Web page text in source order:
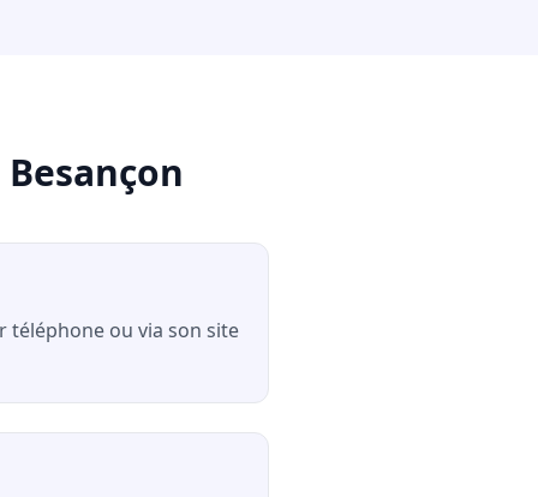
téléphone ou via son site